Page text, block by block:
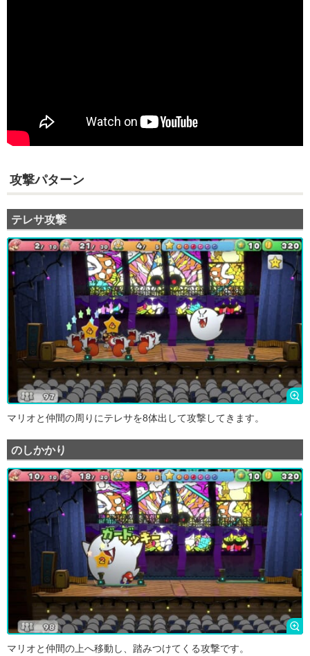
攻撃パターン
テレサ攻撃
マリオと仲間の周りにテレサを8体出して攻撃してきます。
のしかかり
マリオと仲間の上へ移動し、踏みつけてくる攻撃です。